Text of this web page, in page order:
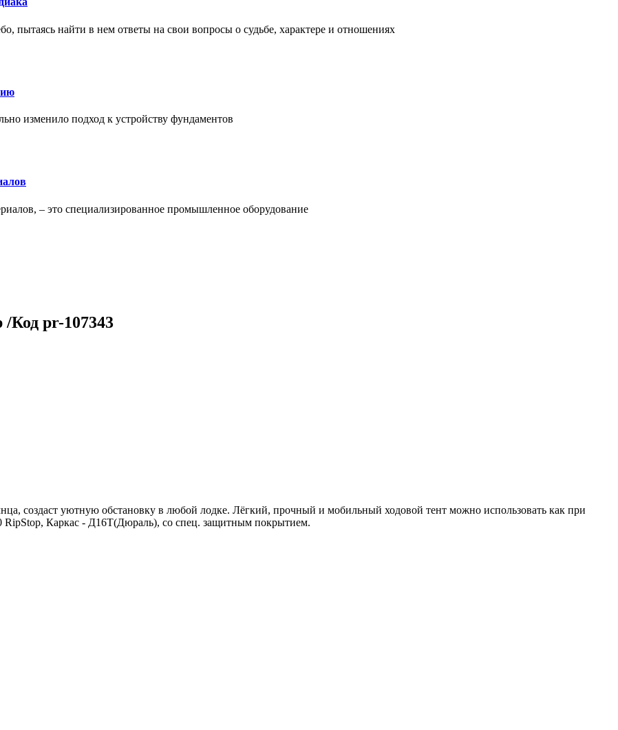
пытаясь найти в нем ответы на свои вопросы о судьбе, характере и отношениях
изменило подход к устройству фундаментов
– это специализированное промышленное оборудование
Код pr-107343
создаст уютную обстановку в любой лодке. Лёгкий, прочный и мобильный ходовой тент можно использовать как при
Каркас - Д16Т(Дюраль), со спец. защитным покрытием.